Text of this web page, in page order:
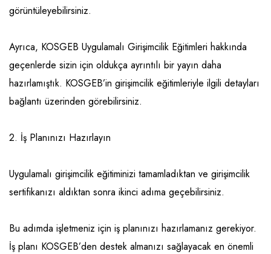
görüntüleyebilirsiniz.
Ayrıca, KOSGEB Uygulamalı Girişimcilik Eğitimleri hakkında
geçenlerde sizin için oldukça ayrıntılı bir yayın daha
hazırlamıştık. KOSGEB’in girişimcilik eğitimleriyle ilgili detayları
bağlantı üzerinden görebilirsiniz.
2. İş Planınızı Hazırlayın
Uygulamalı girişimcilik eğitiminizi tamamladıktan ve girişimcilik
sertifikanızı aldıktan sonra ikinci adıma geçebilirsiniz.
Bu adımda işletmeniz için iş planınızı hazırlamanız gerekiyor.
İş planı KOSGEB’den destek almanızı sağlayacak en önemli